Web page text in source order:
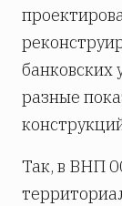
банковских
разные
Так, в ВНП